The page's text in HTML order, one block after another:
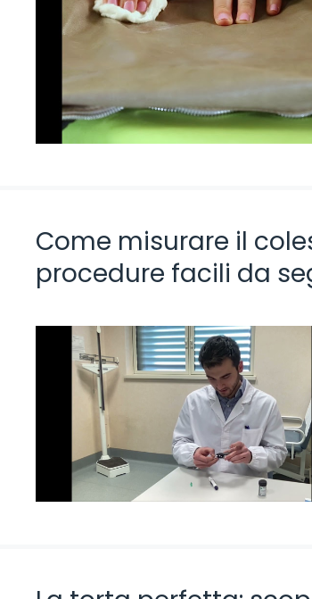
Come misurare il
procedure facili da